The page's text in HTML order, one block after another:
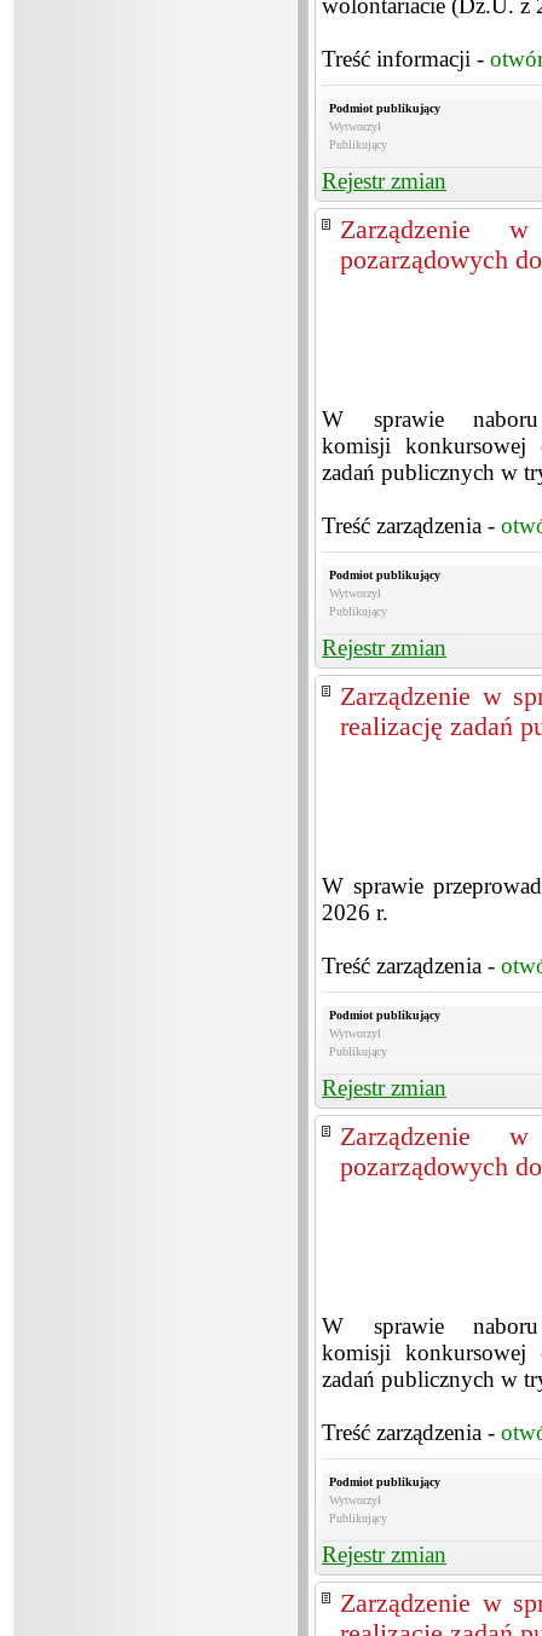
wolontariacie (Dz.U. z
Treść informacji -
Podmiot publikujący
Wytworzył
Publikujący
Rejestr zmian
Zarządzenie
pozarządowych
W sprawie
komisji konkursowej
zadań publicznych w
Treść zarządzenia -
Podmiot publikujący
Wytworzył
Publikujący
Rejestr zmian
Zarządzenie w
realizację zadań
W sprawie
2026 r.
Treść zarządzenia -
Podmiot publikujący
Wytworzył
Publikujący
Rejestr zmian
Zarządzenie
pozarządowych
W sprawie
komisji konkursowej
zadań publicznych w
Treść zarządzenia -
Podmiot publikujący
Wytworzył
Publikujący
Rejestr zmian
Zarządzenie w